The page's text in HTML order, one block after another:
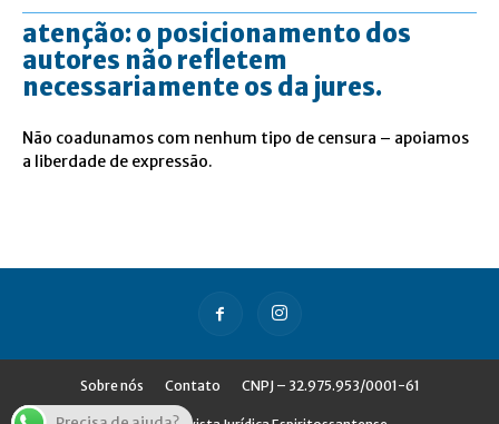
atenção: o posicionamento dos
autores não refletem
necessariamente os da jures.
Não coadunamos com nenhum tipo de censura – apoiamos
a liberdade de expressão.
Sobre nós Contato CNPJ – 32.975.953/0001-61